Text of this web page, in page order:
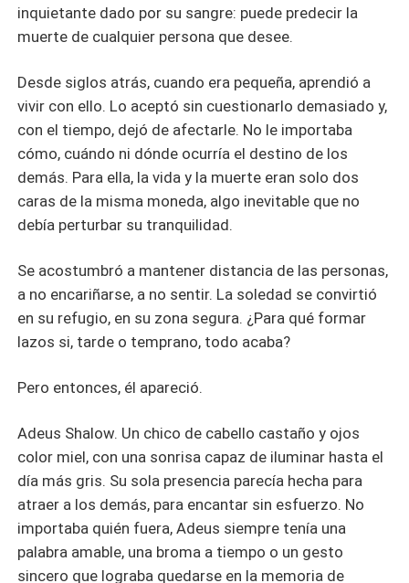
inquietante dado por su sangre: puede predecir la
muerte de cualquier persona que desee.
Desde siglos atrás, cuando era pequeña, aprendió a
vivir con ello. Lo aceptó sin cuestionarlo demasiado y,
con el tiempo, dejó de afectarle. No le importaba
cómo, cuándo ni dónde ocurría el destino de los
demás. Para ella, la vida y la muerte eran solo dos
caras de la misma moneda, algo inevitable que no
debía perturbar su tranquilidad.
Se acostumbró a mantener distancia de las personas,
a no encariñarse, a no sentir. La soledad se convirtió
en su refugio, en su zona segura. ¿Para qué formar
lazos si, tarde o temprano, todo acaba?
Pero entonces, él apareció.
Adeus Shalow. Un chico de cabello castaño y ojos
color miel, con una sonrisa capaz de iluminar hasta el
día más gris. Su sola presencia parecía hecha para
atraer a los demás, para encantar sin esfuerzo. No
importaba quién fuera, Adeus siempre tenía una
palabra amable, una broma a tiempo o un gesto
sincero que lograba quedarse en la memoria de